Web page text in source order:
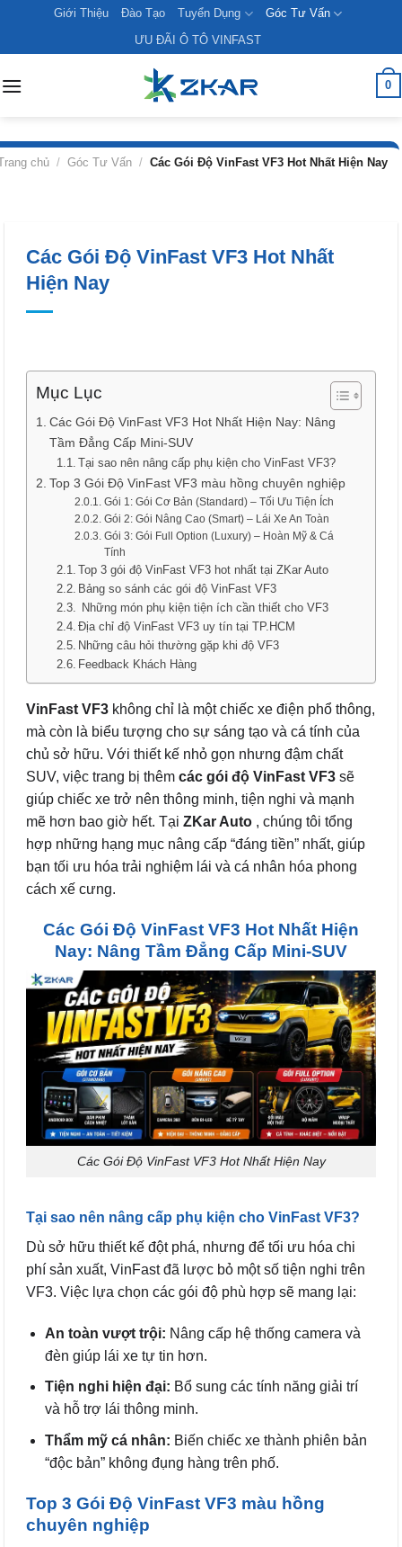
content
Giới Thiệu Đào Tạo Tuyển Dụng
Góc Tư Vấn
ƯU ĐÃI Ô TÔ VINFAST
0
chủ / Góc Tư Vấn / Các Gói Độ VinFast VF3 Hot Nhất Hiện Nay
Các Gói Độ VinFast VF3 Hot Nhất
Hiện Nay
Mục Lục
Các Gói Độ VinFast VF3 Hot Nhất Hiện Nay: Nâng
Tầm Đẳng Cấp Mini-SUV
Tại sao nên nâng cấp phụ kiện cho VinFast VF3?
Top 3 Gói Độ VinFast VF3 màu hồng chuyên nghiệp
Gói 1: Gói Cơ Bản (Standard) – Tối Ưu Tiện Ích
Gói 2: Gói Nâng Cao (Smart) – Lái Xe An Toàn
Gói 3: Gói Full Option (Luxury) – Hoàn Mỹ & Cá
Tính
Top 3 gói độ VinFast VF3 hot nhất tại ZKar Auto
Bảng so sánh các gói độ VinFast VF3
Những món phụ kiện tiện ích cần thiết cho VF3
Địa chỉ độ VinFast VF3 uy tín tại TP.HCM
Những câu hỏi thường gặp khi độ VF3
Feedback Khách Hàng
VinFast VF3 không chỉ là một chiếc xe điện phổ thông,
mà còn là biểu tượng cho sự sáng tạo và cá tính của
chủ sở hữu. Với thiết kế nhỏ gọn nhưng đậm chất
SUV, việc trang bị thêm các gói độ VinFast VF3 sẽ
giúp chiếc xe trở nên thông minh, tiện nghi và mạnh
mẽ hơn bao giờ hết. Tại ZKar Auto , chúng tôi tổng
hợp những hạng mục nâng cấp “đáng tiền” nhất, giúp
bạn tối ưu hóa trải nghiệm lái và cá nhân hóa phong
cách xế cưng.
Các Gói Độ VinFast VF3 Hot Nhất Hiện
Nay: Nâng Tầm Đẳng Cấp Mini-SUV
Các Gói Độ VinFast VF3 Hot Nhất Hiện Nay
Tại sao nên nâng cấp phụ kiện cho VinFast VF3?
Dù sở hữu thiết kế đột phá, nhưng để tối ưu hóa chi
phí sản xuất, VinFast đã lược bỏ một số tiện nghi trên
VF3. Việc lựa chọn các gói độ phù hợp sẽ mang lại:
An toàn vượt trội: Nâng cấp hệ thống camera và
đèn giúp lái xe tự tin hơn.
Tiện nghi hiện đại: Bổ sung các tính năng giải trí
và hỗ trợ lái thông minh.
Thẩm mỹ cá nhân: Biến chiếc xe thành phiên bản
“độc bản” không đụng hàng trên phố.
Top 3 Gói Độ VinFast VF3 màu hồng
chuyên nghiệp